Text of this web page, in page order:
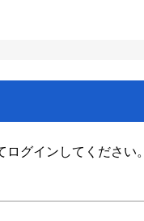
グインしてください。